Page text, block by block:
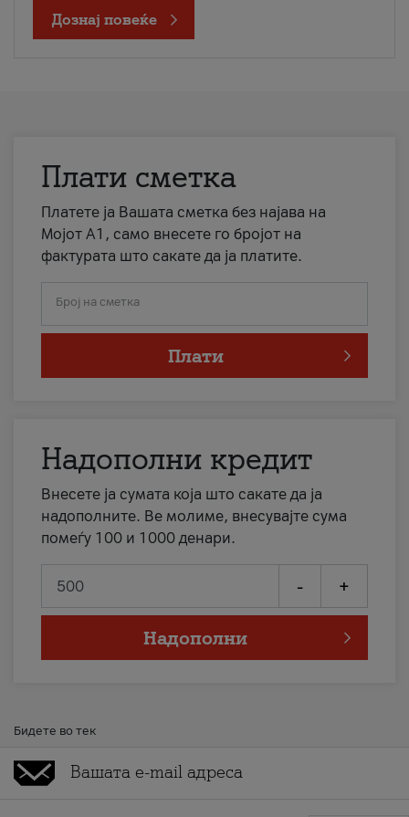
Дознај повеќе
Плати сметка
Платете ја Вашата сметка без најава на
Мојот А1, само внесете го бројот на
фактурата што сакате да ја платите.
Број на сметка
Плати
Надополни кредит
Внесете ја сумата која што сакате да ја
надополните. Ве молиме, внесувајте сума
помеѓу 100 и 1000 денари.
- +
Надополни
Бидете во тек